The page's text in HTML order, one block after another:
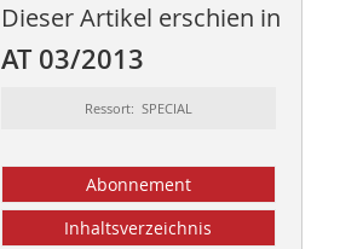
Dieser Artikel erschien in
AT 03/2013
Ressort: SPECIAL
Abonnement
Inhaltsverzeichnis